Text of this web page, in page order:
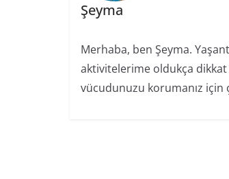
Şeyma
Merhaba, ben Şeyma.
aktivitelerime oldukça dikkat
vücudunuzu korumanız için